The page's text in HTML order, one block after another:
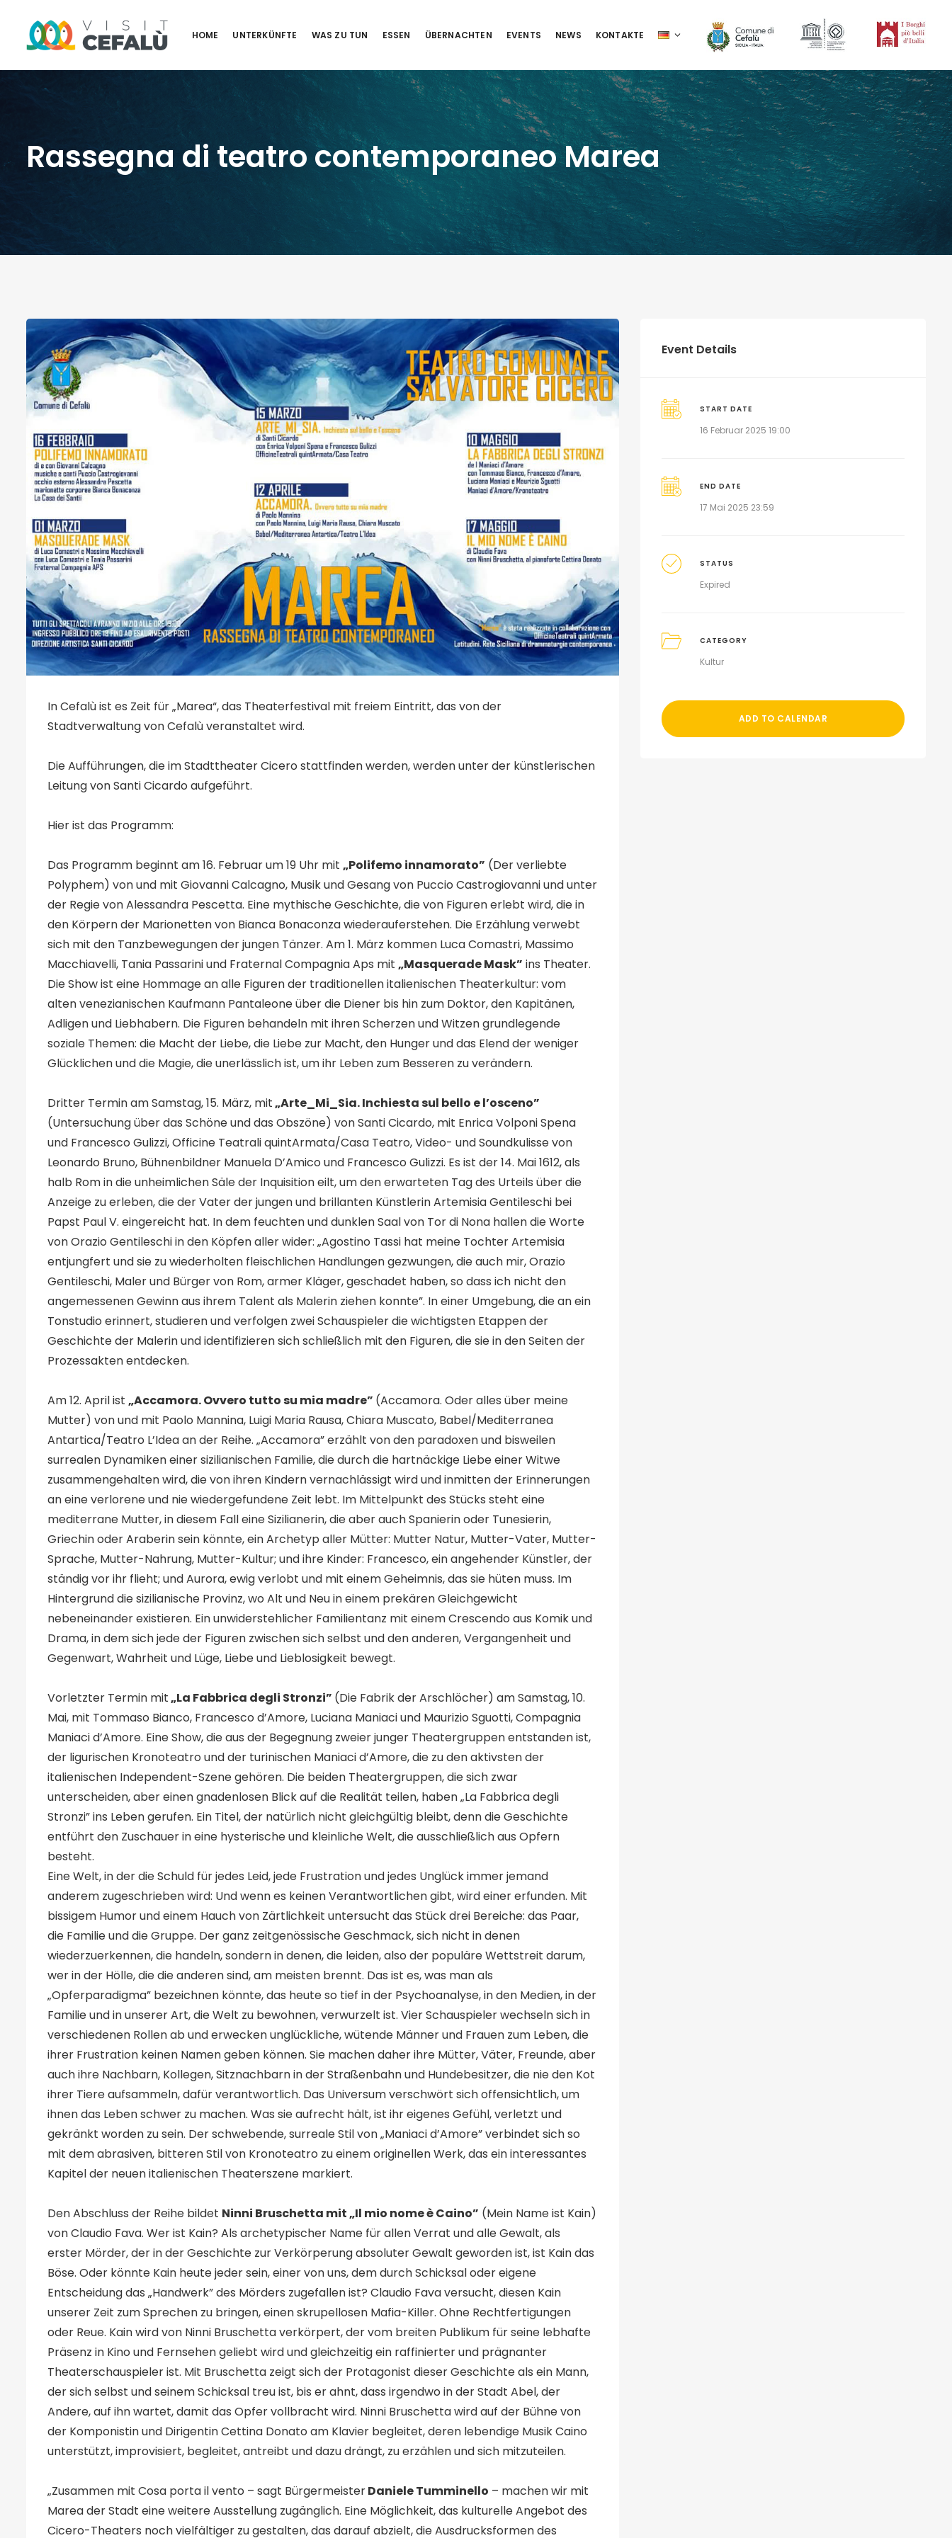
HOME UNTERKÜNFTE WAS ZU TUN ESSEN ÜBERNACHTEN EVENTS NEWS KONTAKTE
Rassegna di teatro contemporaneo Marea
In Cefalù ist es Zeit für „Marea“, das Theaterfestival mit freiem Eintritt, das von der
Stadtverwaltung von Cefalù veranstaltet wird.
Die Aufführungen, die im Stadttheater Cicero stattfinden werden, werden unter der künstlerischen
Leitung von Santi Cicardo aufgeführt.
Hier ist das Programm:
Das Programm beginnt am 16. Februar um 19 Uhr mit „Polifemo innamorato” (Der verliebte
Polyphem) von und mit Giovanni Calcagno, Musik und Gesang von Puccio Castrogiovanni und unter
der Regie von Alessandra Pescetta. Eine mythische Geschichte, die von Figuren erlebt wird, die in
den Körpern der Marionetten von Bianca Bonaconza wiederauferstehen. Die Erzählung verwebt
sich mit den Tanzbewegungen der jungen Tänzer. Am 1. März kommen Luca Comastri, Massimo
Macchiavelli, Tania Passarini und Fraternal Compagnia Aps mit „Masquerade Mask” ins Theater.
Die Show ist eine Hommage an alle Figuren der traditionellen italienischen Theaterkultur: vom
alten venezianischen Kaufmann Pantaleone über die Diener bis hin zum Doktor, den Kapitänen,
Adligen und Liebhabern. Die Figuren behandeln mit ihren Scherzen und Witzen grundlegende
soziale Themen: die Macht der Liebe, die Liebe zur Macht, den Hunger und das Elend der weniger
Glücklichen und die Magie, die unerlässlich ist, um ihr Leben zum Besseren zu verändern.
Dritter Termin am Samstag, 15. März, mit„Arte_Mi_Sia. Inchiesta sul bello e l’osceno”
(Untersuchung über das Schöne und das Obszöne) von Santi Cicardo, mit Enrica Volponi Spena
und Francesco Gulizzi, Officine Teatrali quintArmata/Casa Teatro, Video- und Soundkulisse von
Leonardo Bruno, Bühnenbildner Manuela D’Amico und Francesco Gulizzi. Es ist der 14. Mai 1612, als
halb Rom in die unheimlichen Säle der Inquisition eilt, um den erwarteten Tag des Urteils über die
Anzeige zu erleben, die der Vater der jungen und brillanten Künstlerin Artemisia Gentileschi bei
Papst Paul V. eingereicht hat. In dem feuchten und dunklen Saal von Tor di Nona hallen die Worte
von Orazio Gentileschi in den Köpfen aller wider: „Agostino Tassi hat meine Tochter Artemisia
entjungfert und sie zu wiederholten fleischlichen Handlungen gezwungen, die auch mir, Orazio
Gentileschi, Maler und Bürger von Rom, armer Kläger, geschadet haben, so dass ich nicht den
angemessenen Gewinn aus ihrem Talent als Malerin ziehen konnte”. In einer Umgebung, die an ein
Tonstudio erinnert, studieren und verfolgen zwei Schauspieler die wichtigsten Etappen der
Geschichte der Malerin und identifizieren sich schließlich mit den Figuren, die sie in den Seiten der
Prozessakten entdecken.
Am 12. April ist „Accamora. Ovvero tutto su mia madre” (Accamora. Oder alles über meine
Mutter) von und mit Paolo Mannina, Luigi Maria Rausa, Chiara Muscato, Babel/Mediterranea
Antartica/Teatro L’Idea an der Reihe. „Accamora” erzählt von den paradoxen und bisweilen
surrealen Dynamiken einer sizilianischen Familie, die durch die hartnäckige Liebe einer Witwe
zusammengehalten wird, die von ihren Kindern vernachlässigt wird und inmitten der Erinnerungen
an eine verlorene und nie wiedergefundene Zeit lebt. Im Mittelpunkt des Stücks steht eine
mediterrane Mutter, in diesem Fall eine Sizilianerin, die aber auch Spanierin oder Tunesierin,
Griechin oder Araberin sein könnte, ein Archetyp aller Mütter: Mutter Natur, Mutter-Vater, Mutter-
Sprache, Mutter-Nahrung, Mutter-Kultur; und ihre Kinder: Francesco, ein angehender Künstler, der
ständig vor ihr flieht; und Aurora, ewig verlobt und mit einem Geheimnis, das sie hüten muss. Im
Hintergrund die sizilianische Provinz, wo Alt und Neu in einem prekären Gleichgewicht
nebeneinander existieren. Ein unwiderstehlicher Familientanz mit einem Crescendo aus Komik und
Drama, in dem sich jede der Figuren zwischen sich selbst und den anderen, Vergangenheit und
Gegenwart, Wahrheit und Lüge, Liebe und Lieblosigkeit bewegt.
Vorletzter Termin mit„La Fabbrica degli Stronzi” (Die Fabrik der Arschlöcher) am Samstag, 10.
Mai, mit Tommaso Bianco, Francesco d’Amore, Luciana Maniaci und Maurizio Sguotti, Compagnia
Maniaci d’Amore. Eine Show, die aus der Begegnung zweier junger Theatergruppen entstanden ist,
der ligurischen Kronoteatro und der turinischen Maniaci d’Amore, die zu den aktivsten der
italienischen Independent-Szene gehören. Die beiden Theatergruppen, die sich zwar
unterscheiden, aber einen gnadenlosen Blick auf die Realität teilen, haben „La Fabbrica degli
Stronzi” ins Leben gerufen. Ein Titel, der natürlich nicht gleichgültig bleibt, denn die Geschichte
entführt den Zuschauer in eine hysterische und kleinliche Welt, die ausschließlich aus Opfern
besteht.
Eine Welt, in der die Schuld für jedes Leid, jede Frustration und jedes Unglück immer jemand
anderem zugeschrieben wird: Und wenn es keinen Verantwortlichen gibt, wird einer erfunden. Mit
bissigem Humor und einem Hauch von Zärtlichkeit untersucht das Stück drei Bereiche: das Paar,
die Familie und die Gruppe. Der ganz zeitgenössische Geschmack, sich nicht in denen
wiederzuerkennen, die handeln, sondern in denen, die leiden, also der populäre Wettstreit darum,
wer in der Hölle, die die anderen sind, am meisten brennt. Das ist es, was man als
„Opferparadigma” bezeichnen könnte, das heute so tief in der Psychoanalyse, in den Medien, in der
Familie und in unserer Art, die Welt zu bewohnen, verwurzelt ist. Vier Schauspieler wechseln sich in
verschiedenen Rollen ab und erwecken unglückliche, wütende Männer und Frauen zum Leben, die
ihrer Frustration keinen Namen geben können. Sie machen daher ihre Mütter, Väter, Freunde, aber
auch ihre Nachbarn, Kollegen, Sitznachbarn in der Straßenbahn und Hundebesitzer, die nie den Kot
ihrer Tiere aufsammeln, dafür verantwortlich. Das Universum verschwört sich offensichtlich, um
ihnen das Leben schwer zu machen. Was sie aufrecht hält, ist ihr eigenes Gefühl, verletzt und
gekränkt worden zu sein. Der schwebende, surreale Stil von „Maniaci d’Amore” verbindet sich so
mit dem abrasiven, bitteren Stil von Kronoteatro zu einem originellen Werk, das ein interessantes
Kapitel der neuen italienischen Theaterszene markiert.
Den Abschluss der Reihe bildet Ninni Bruschetta mit „Il mio nome è Caino” (Mein Name ist Kain)
von Claudio Fava. Wer ist Kain? Als archetypischer Name für allen Verrat und alle Gewalt, als
erster Mörder, der in der Geschichte zur Verkörperung absoluter Gewalt geworden ist, ist Kain das
Böse. Oder könnte Kain heute jeder sein, einer von uns, dem durch Schicksal oder eigene
Entscheidung das „Handwerk” des Mörders zugefallen ist? Claudio Fava versucht, diesen Kain
unserer Zeit zum Sprechen zu bringen, einen skrupellosen Mafia-Killer. Ohne Rechtfertigungen
oder Reue. Kain wird von Ninni Bruschetta verkörpert, der vom breiten Publikum für seine lebhafte
Präsenz in Kino und Fernsehen geliebt wird und gleichzeitig ein raffinierter und prägnanter
Theaterschauspieler ist. Mit Bruschetta zeigt sich der Protagonist dieser Geschichte als ein Mann,
der sich selbst und seinem Schicksal treu ist, bis er ahnt, dass irgendwo in der Stadt Abel, der
Andere, auf ihn wartet, damit das Opfer vollbracht wird. Ninni Bruschetta wird auf der Bühne von
der Komponistin und Dirigentin Cettina Donato am Klavier begleitet, deren lebendige Musik Caino
unterstützt, improvisiert, begleitet, antreibt und dazu drängt, zu erzählen und sich mitzuteilen.
„Zusammen mit Cosa porta il vento – sagt BürgermeisterDaniele Tumminello – machen wir mit
Marea der Stadt eine weitere Ausstellung zugänglich. Eine Möglichkeit, das kulturelle Angebot des
Cicero-Theaters noch vielfältiger zu gestalten, das darauf abzielt, die Ausdrucksformen des
Event Details
START DATE
16 Februar 2025 19:00
END DATE
17 Mai 2025 23:59
STATUS
Expired
CATEGORY
Kultur
ADD TO CALENDAR